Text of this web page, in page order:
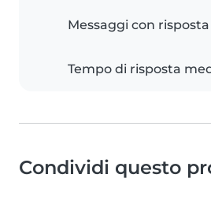
Messaggi con risposta
Tempo di risposta
Condividi questo